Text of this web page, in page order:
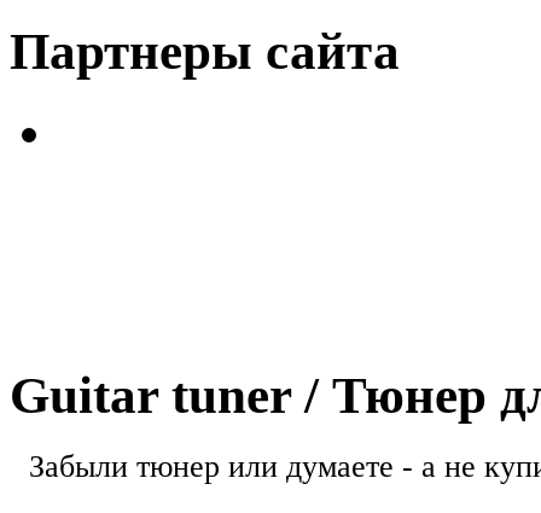
Партнеры сайта
Guitar tuner / Тюнер
Забыли тюнер или думаете - а не